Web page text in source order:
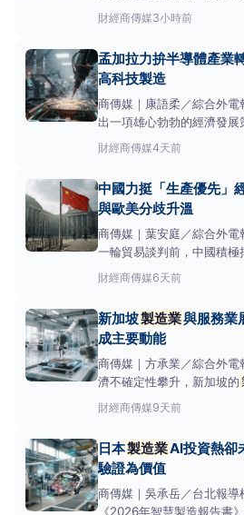
不輟，這股轉型浪潮不僅重
局，也為 製造業 帶來新的經
轉向AI應用，處理大量生產
財經商傳媒3小時前
孟加拉力拚半導體產業
高科技製造
商傳媒｜康語柔／綜合外
出一項雄心勃勃的經濟發展
賴以出口成長的成衣
鏈的關鍵參與者。這項宏大
先進科技專業。半導體晶
財經商傳媒4天前
中國力挺「生產優先」
與歐美分歧升溫
商傳媒｜葉安庭／綜合外
一輪貿易談判前，中國積極
業為核心的經濟發展模式，
業升級，並認為相關政策有
為未來貿易談判的重要議
財經商傳媒6天前
新加坡製造業與服務業
成主要動能
商傳媒｜方承業／綜合外
濟不確定性攀升，新加坡的
六個月（2026年7月至12月
根據新加坡經濟發展局（
製造業有加權淨平衡12%
財經商傳媒9天前
日本製造業AI投資熱卻
驗證為價值
商傳媒｜吳承岳／台北報
《2026年智慧製造報告書